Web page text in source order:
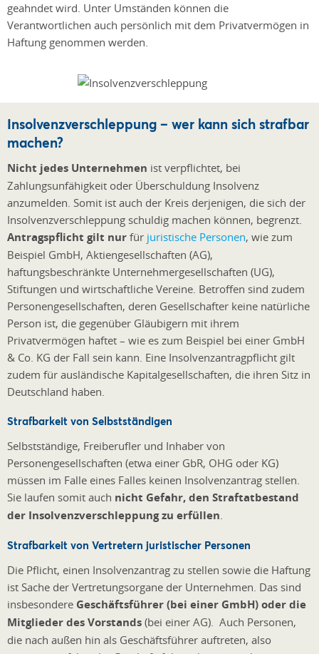
geahndet wird. Unter Umständen können die
Verantwortlichen auch persönlich mit dem Privatvermögen in
Haftung genommen werden.
Insolvenzverschleppung – wer kann sich strafbar
machen?
Nicht jedes Unternehmen ist verpflichtet, bei
Zahlungsunfähigkeit oder Überschuldung Insolvenz
anzumelden. Somit ist auch der Kreis derjenigen, die sich der
Insolvenzverschleppung schuldig machen können, begrenzt.
Antragspflicht gilt nur für juristische Personen, wie zum
Beispiel GmbH, Aktiengesellschaften (AG),
haftungsbeschränkte Unternehmergesellschaften (UG),
Stiftungen und wirtschaftliche Vereine. Betroffen sind zudem
Personengesellschaften, deren Gesellschafter keine natürliche
Person ist, die gegenüber Gläubigern mit ihrem
Privatvermögen haftet – wie es zum Beispiel bei einer GmbH
& Co. KG der Fall sein kann. Eine Insolvenzantragpflicht gilt
zudem für ausländische Kapitalgesellschaften, die ihren Sitz in
Deutschland haben.
Strafbarkeit von Selbstständigen
Selbstständige, Freiberufler und Inhaber von
Personengesellschaften (etwa einer GbR, OHG oder KG)
müssen im Falle eines Falles keinen Insolvenzantrag stellen.
Sie laufen somit auch nicht Gefahr, den Straftatbestand
der Insolvenzverschleppung zu erfüllen.
Strafbarkeit von Vertretern juristischer Personen
Die Pflicht, einen Insolvenzantrag zu stellen sowie die Haftung
ist Sache der Vertretungsorgane der Unternehmen. Das sind
insbesondere Geschäftsführer (bei einer GmbH) oder die
Mitglieder des Vorstands (bei einer AG). Auch Personen,
die nach außen hin als Geschäftsführer auftreten, also